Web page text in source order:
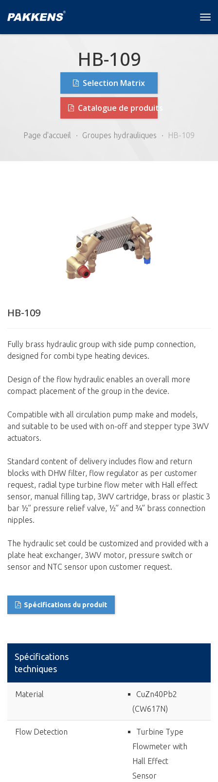
HB-109
Selection Matrix
Catalogue de produits
Page d'accueil Groupes hydrauliques HB-109
HB-109
Fully brass hydraulic group with side pump connection,
designed for combi type heating devices.
Design of the flow hydraulic enables an overall more
compact placement of the group in the device.
Compatible with all circulation pump make and models,
and suitable to be used with on-off and stepper type 3WV
actuators.
Standard content of delivery includes flow and return
blocks with DHW filter, flow regulator as per customer
request, radial type turbine flow meter with Hall effect
sensor, manual filling tap, 3WV cartridge, brass or plastic 3
bar ½” pressure relief valve, ½” and ¾” brass connection
nipples.
The hydraulic set could be customized and provided with a
plate heat exchanger, 3WV motor, pressure switch or
sensor and NTC sensor upon customer request.
Spécifications du produit
Spécifications
techniques
Material
CuZn40Pb2
(CW617N)
Flow Detection
Turbine Type
Flowmeter with
Hall Effect
Sensor